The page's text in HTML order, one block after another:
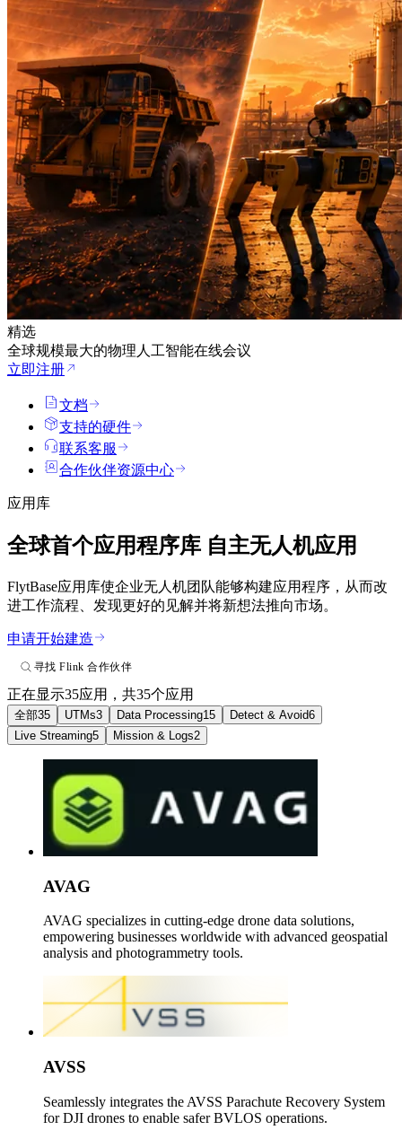
精选
全球规模最大的物理人工智能在线会议
立即注册
文档
支持的硬件
联系客服
合作伙伴资源中心
应用库
全球首个应用程序库 自主无人机应用
FlytBase应用库使企业无人机团队能够构建应用程序，从而改
进工作流程、发现更好的见解并将新想法推向市场。
申请开始建造
正在显示35应用，共35个应用
全部35 UTMs3 Data Processing15 Detect & Avoid6
Live Streaming5 Mission & Logs2
AVAG
AVAG specializes in cutting-edge drone data solutions,
empowering businesses worldwide with advanced geospatial
analysis and photogrammetry tools.
AVSS
Seamlessly integrates the AVSS Parachute Recovery System
for DJI drones to enable safer BVLOS operations.